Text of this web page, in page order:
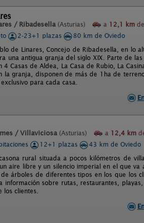
/ Ribadesella (Asturias) a 12,1 km
2-23+1 plazas
80 km de Oviedo
de Linares, Concejo de Ribadesella, en lo
una antigua granja del siglo XIX. Parte de
4 Casas de Aldea, La Casa de Rubio, La
la granja, disponen de más de 1ha de
para cada casa.
/ Villaviciosa (Asturias) a 12,4 km
12+1 plazas
43 km de Oviedo
rural situada a pocos kilómetros de
aire libre y un silencio imperial en el que
árboles de diferentes tipos en los que los
información sobre rutas, restaurantes,
clientes.